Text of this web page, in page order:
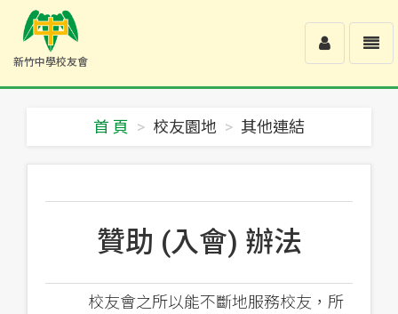
新竹中學校友會
友
Toggle
user
首 頁 校友園地 其他連結
贊助 (入會) 辦法
校友會之所以能不斷地服務校友，所